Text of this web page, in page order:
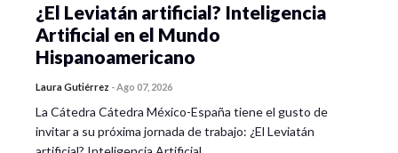
¿El Leviatán artificial? Inteligencia
Artificial en el Mundo
Hispanoamericano
Laura Gutiérrez -Ago 07, 2026
La Cátedra Cátedra México-España tiene el gusto de
invitar a su próxima jornada de trabajo: ¿El Leviatán